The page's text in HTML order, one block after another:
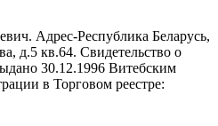
Адрес-Республика Беларусь,
д.5 кв.64. Свидетельство о
30.12.1996 Витебским
в Торговом реестре: